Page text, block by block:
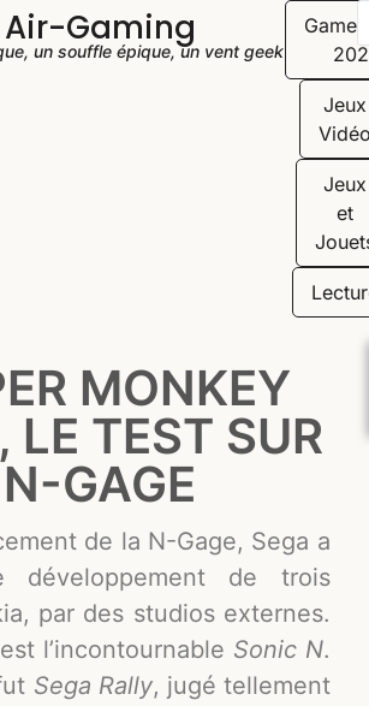
Air-Gaming
un souffle épique, un vent geek"
Jeux
Jeux
et
MONKEY
LE TEST SUR
N-GAGE
de la N-Gage, Sega a
développement de trois
par des studios externes.
l’incontournable Sonic N.
Sega Rally, jugé tellement